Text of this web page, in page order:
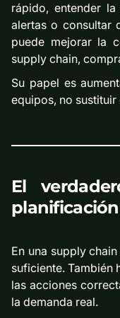
rápido, entender
alertas o consultar
puede mejorar la
supply chain,
Su papel es
equipos, no
El
En una supply
suficiente. También
las acciones
la demanda real.